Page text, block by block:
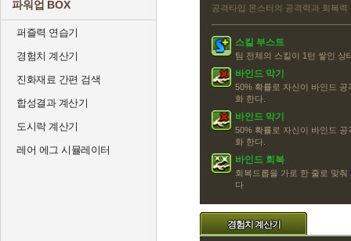
파워업 BOX
퍼즐력 연습기
경험치 계산기
진화재료 간편 검색
합성결과 계산기
도시락 계산기
레어 에그 시뮬레이터
공격타입 몬스터의 공격력과 회복력
스킬 부스트
팀 전체의 스킬이 1턴 쌓인 상
바인드 막기
50% 확률로 자신이 바인드
화 한다.
바인드 막기
50% 확률로 자신이 바인드
화 한다.
바인드 회복
회복드롭을 가로 한 줄로 맞
다
경험치 계산기